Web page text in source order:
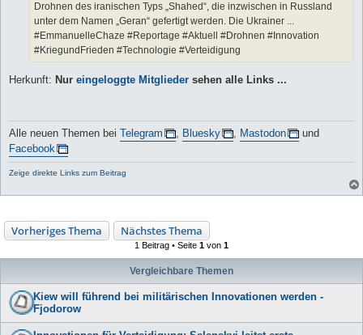
Drohnen des iranischen Typs „Shahed“, die inzwischen in Russland
unter dem Namen „Geran“ gefertigt werden. Die Ukrainer ...
#EmmanuelleChaze #Reportage #Aktuell #Drohnen #Innovation
#KriegundFrieden #Technologie #Verteidigung
Herkunft: Nur eingeloggte Mitglieder sehen alle Links ...
Alle neuen Themen bei Telegram Bluesky Mastodon
und
Facebook
Zeige direkte Links zum Beitrag
Vorheriges Thema Nächstes Thema
1 Beitrag • Seite 1 von 1
Vergleichbare Themen
Kiew will führend bei militärischen Innovationen werden -
Fjodorow